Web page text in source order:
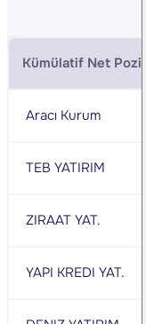
Kümülatif Net
Aracı Kurum
TEB YATIRIM
ZIRAAT YAT.
YAPI KREDI YAT.